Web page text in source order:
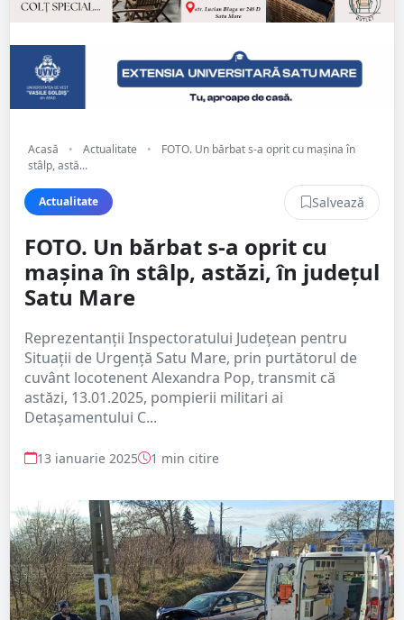
Acasă • Actualitate •
FOTO. Un bărbat s-a oprit cu mașina în
stâlp, astă...
Actualitate Salvează
FOTO. Un bărbat s-a oprit cu
mașina în stâlp, astăzi, în județul
Satu Mare
Reprezentanții Inspectoratului Județean pentru
Situații de Urgență Satu Mare, prin purtătorul de
cuvânt locotenent Alexandra Pop, transmit că
astăzi, 13.01.2025, pompierii militari ai
Detașamentului C...
13 ianuarie 2025 1 min citire